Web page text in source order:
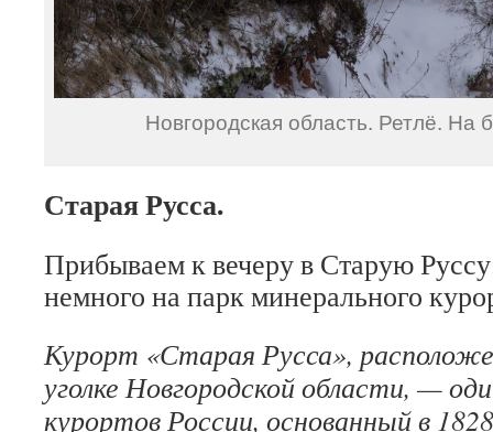
Новгородская область. Ретлё. На
Старая Русса.
Прибываем к вечеру в Старую
немного на парк минерального
Курорт «Старая Русса»,
уголке Новгородской области, —
курортов России, основанный в